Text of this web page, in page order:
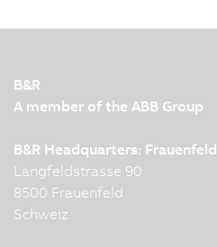
B&R
A member of the ABB Group
B&R Headquarters: Frauenfeld
Langfeldstrasse 90
8500 Frauenfeld
Schweiz